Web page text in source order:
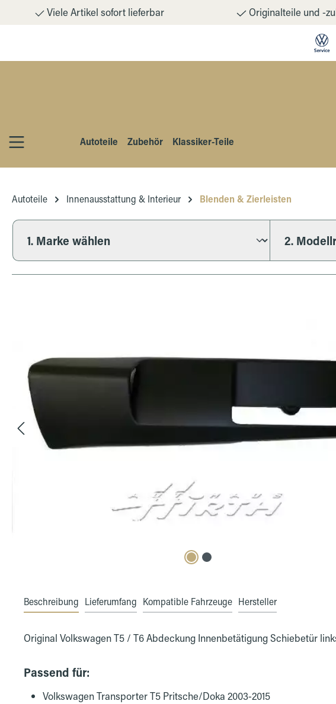
Hauptinhalt springen
Zur Suche springen
Zur Hauptnavigation springen
Viele Artikel sofort lieferbar Originalteile und -
Autoteile
Zubehör Klassiker-Teile
Autoteile Innenausstattung & Interieur Blenden & Zierleisten
Beschreibung Lieferumfang Kompatible Fahrzeuge Hersteller
Original Volkswagen T5 / T6 Abdeckung Innenbetätigung Schiebetür
Passend für:
Volkswagen Transporter T5 Pritsche/Doka 2003-2015